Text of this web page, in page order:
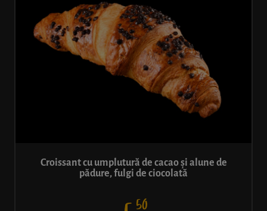
Croissant cu umplutură de cacao și alune de
pădure, fulgi de ciocolată
50